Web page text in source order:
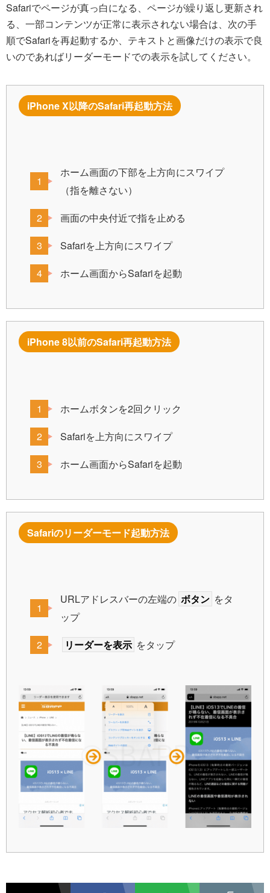
Safariでページが真っ白になる、ページが繰り返し更新され
る、一部コンテンツが正常に表示されない場合は、次の手
順でSafariを再起動するか、テキストと画像だけの表示で良
いのであればリーダーモードでの表示を試してください。
iPhone X以降のSafari再起動方法
ホーム画面の下部を上方向にスワイプ
（指を離さない）
画面の中央付近で指を止める
Safariを上方向にスワイプ
ホーム画面からSafariを起動
iPhone 8以前のSafari再起動方法
ホームボタンを2回クリック
Safariを上方向にスワイプ
ホーム画面からSafariを起動
Safariのリーダーモード起動方法
URLアドレスバーの左端の ボタン をタ
ップ
リーダーを表示 をタップ